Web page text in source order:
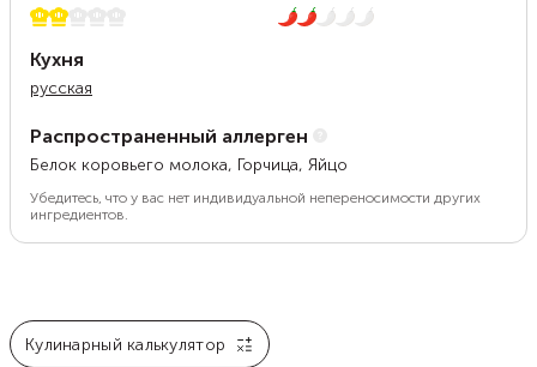
2 из 5
2 из 5
Кухня
русская
Распространенный аллерген
Белок коровьего молока, Горчица, Яйцо
Убедитесь, что у вас нет индивидуальной непереносимости других
ингредиентов.
Кулинарный калькулятор